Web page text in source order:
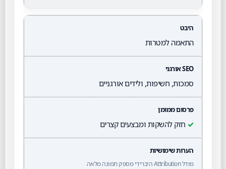
התאמה למטרות
סמכות, חשיפות, ולידים אורגניים
✓ חזק להשקות ומבצעים קצרים
מודל Attribution היברידי מספק תמונה מלאה